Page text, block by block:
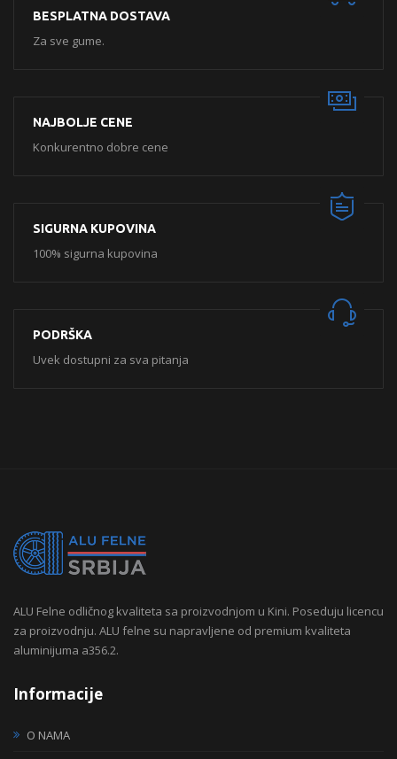
BESPLATNA DOSTAVA
Za sve gume.
NAJBOLJE CENE
Konkurentno dobre cene
SIGURNA KUPOVINA
100% sigurna kupovina
PODRŠKA
Uvek dostupni za sva pitanja
ALU Felne odličnog kvaliteta sa proizvodnjom u Kini. Poseduju licencu
za proizvodnju. ALU felne su napravljene od premium kvaliteta
aluminijuma a356.2.
Informacije
O NAMA